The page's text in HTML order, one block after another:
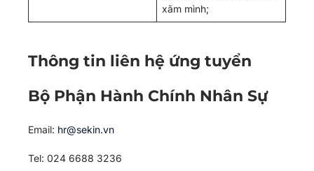
xăm mình;
Thông tin liên hệ ứng tuyển
Bộ Phận Hành Chính Nhân Sự
Email: hr@sekin.vn
Tel: 024 6688 3236